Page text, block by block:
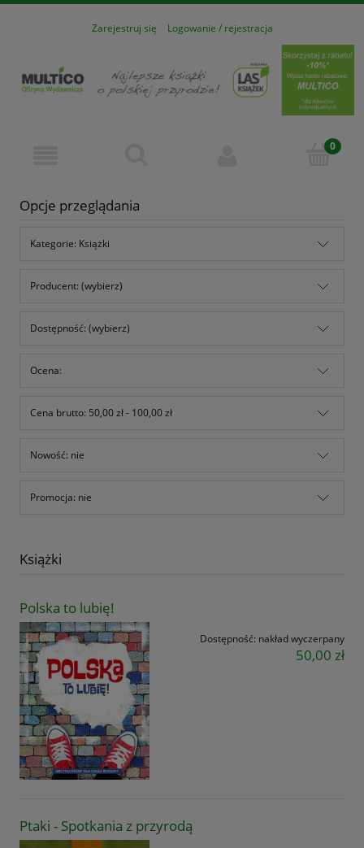
Zarejestruj się Logowanie / rejestracja
Opcje przeglądania
Kategorie: Książki
Producent: (wybierz)
Dostępność: (wybierz)
Ocena:
Cena brutto: 50,00 zł - 100,00 zł
Nowość: nie
Promocja: nie
Książki
Polska to lubię!
Dostępność: nakład wyczerpany
50,00 zł
Ptaki - Spotkania z przyrodą